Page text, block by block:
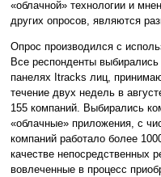
«облачной» технологии и
других опросов, являются
Опрос производился с
Все респонденты
панелях Itracks лиц,
течение двух недель в
155 компаний. Выбирались
«облачные» приложения, с
компаний работало более
качестве непосредственных
вовлеченные в процесс